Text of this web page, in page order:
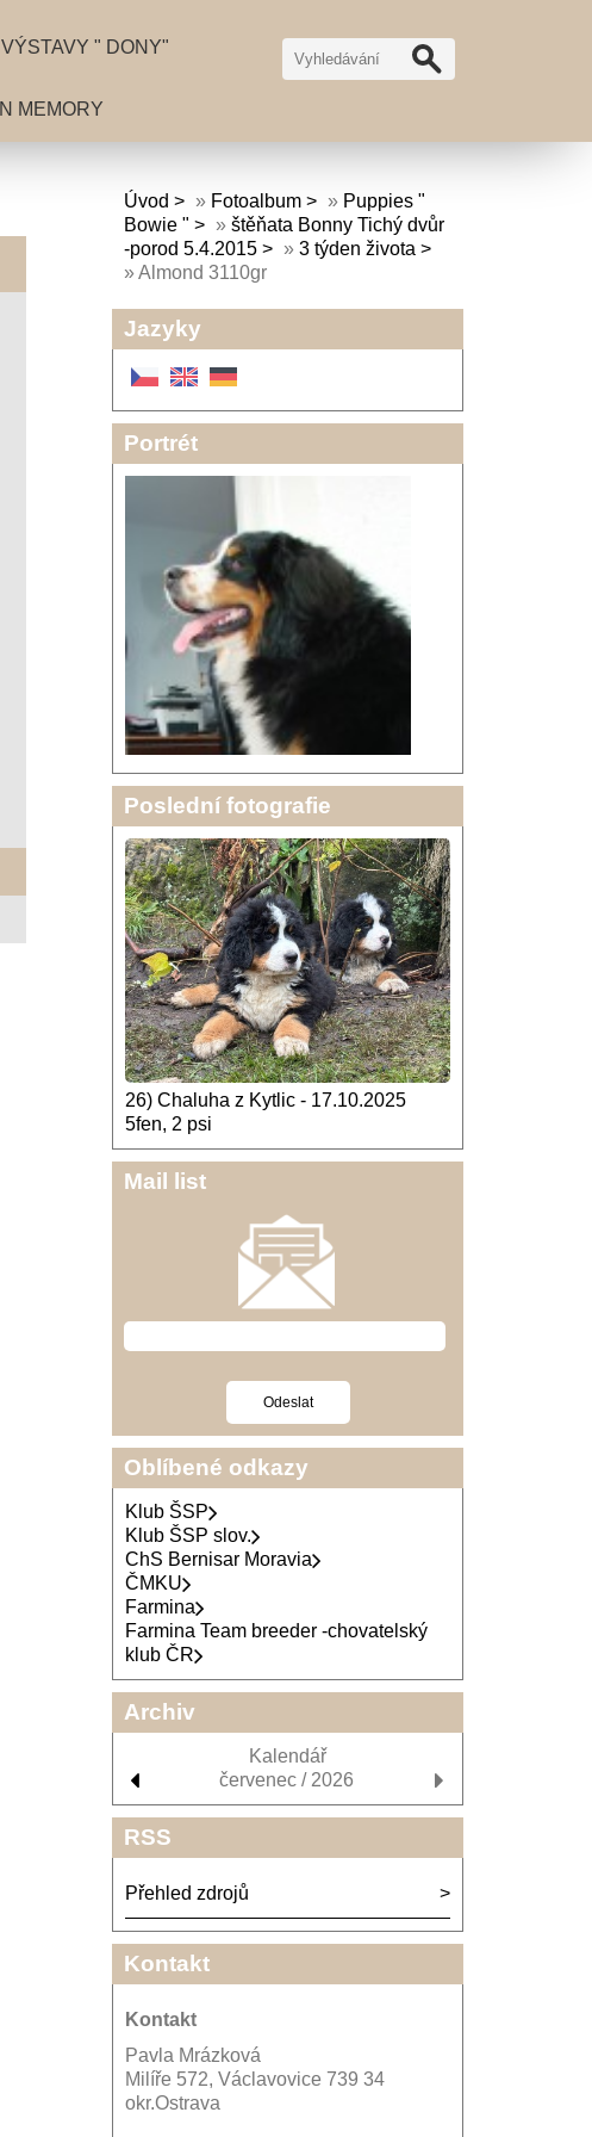
VÝSTAVY " DONY"
IN MEMORY
Úvod » Fotoalbum » Puppies "
Bowie "
» štěňata Bonny Tichý dvůr
-porod 5.4.2015
» 3 týden života
»Almond 3110gr
Jazyky
Portrét
Poslední fotografie
26) Chaluha z Kytlic - 17.10.2025
5fen, 2 psi
Mail list
Oblíbené odkazy
Klub ŠSP
Klub ŠSP slov.
ChS Bernisar Moravia
ČMKU
Farmina
Farmina Team breeder -chovatelský
klub ČR
Archiv
Kalendář
červenec / 2026
RSS
Přehled zdrojů
Kontakt
Kontakt
Pavla Mrázková
Milíře 572, Václavovice 739 34
okr.Ostrava